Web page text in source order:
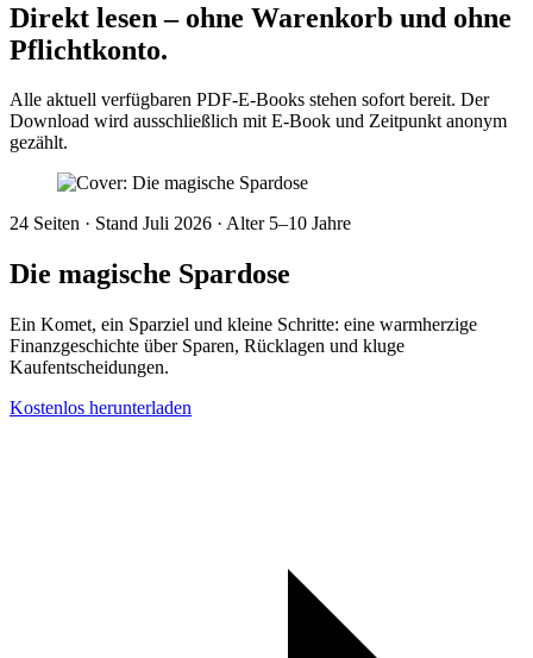
Direkt lesen – ohne Warenkorb und ohne
Pflichtkonto.
Alle aktuell verfügbaren PDF-E-Books stehen sofort bereit. Der
Download wird ausschließlich mit E-Book und Zeitpunkt anonym
gezählt.
24 Seiten · Stand Juli 2026 · Alter 5–10 Jahre
Die magische Spardose
Ein Komet, ein Sparziel und kleine Schritte: eine warmherzige
Finanzgeschichte über Sparen, Rücklagen und kluge
Kaufentscheidungen.
Kostenlos herunterladen